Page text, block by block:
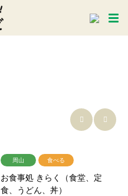
 
周山 食べる
お食事処 きらく（食堂、定
食、うどん、丼）